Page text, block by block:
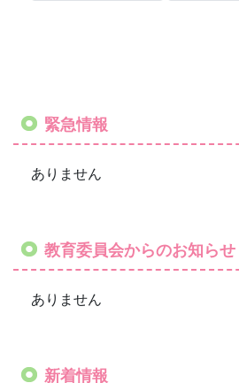
緊急情報
ありません
教育委員会からのお知らせ
ありません
新着情報